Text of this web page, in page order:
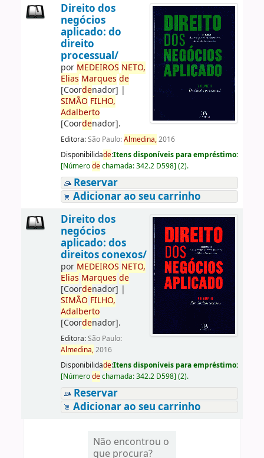
Direito dos
negócios
aplicado: do
direito
processual/
por MEDEIROS NETO,
Elias Marques de
[Coordenador] |
SIMÃO FILHO,
Adalberto
[Coordenador].
Editora:São Paulo:Almedina,2016
Disponibilidade:Itens disponíveis para empréstimo:
[Númerodechamada:342.2 D598] (2).
Reservar
Adicionar ao seu carrinho
Direito dos
negócios
aplicado: dos
direitos conexos/
por MEDEIROS NETO,
Elias Marques de
[Coordenador] |
SIMÃO FILHO,
Adalberto
[Coordenador].
Editora:São Paulo:
Almedina,2016
Disponibilidade:Itens disponíveis para empréstimo:
[Númerodechamada:342.2 D598] (2).
Reservar
Adicionar ao seu carrinho
Não encontrou o
que procura?